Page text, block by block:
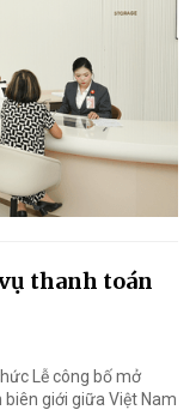
thanh toán
Lễ công bố mở
giới giữa Việt Nam